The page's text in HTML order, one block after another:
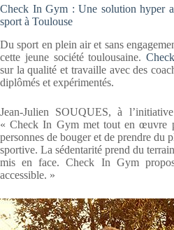
Check In Gym : Une solution hyper
sport à Toulouse
Du sport en plein air et sans
cette jeune société toulousaine.
sur la qualité et travaille avec des
diplômés et expérimentés.
Jean-Julien SOUQUES, à
« Check In Gym met tout en œuvre
personnes de bouger et de prendre du
sportive. La sédentarité prend du
mis en face. Check In Gym
accessible. »